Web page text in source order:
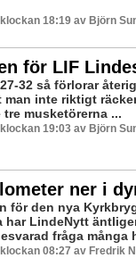
18:19 av Björn
för LIF
32 så förlorar
man inte riktigt
musketörerna ...
19:03 av Björn
ner i
för den nya
har LindeNytt
fråga många
08:27 av Fredrik